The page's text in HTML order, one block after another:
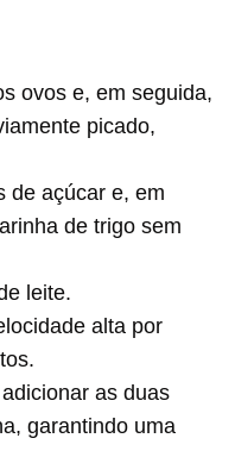
ovos e, em seguida,
picado,
de açúcar e, em
de trigo sem
leite.
alta por
as duas
garantindo uma